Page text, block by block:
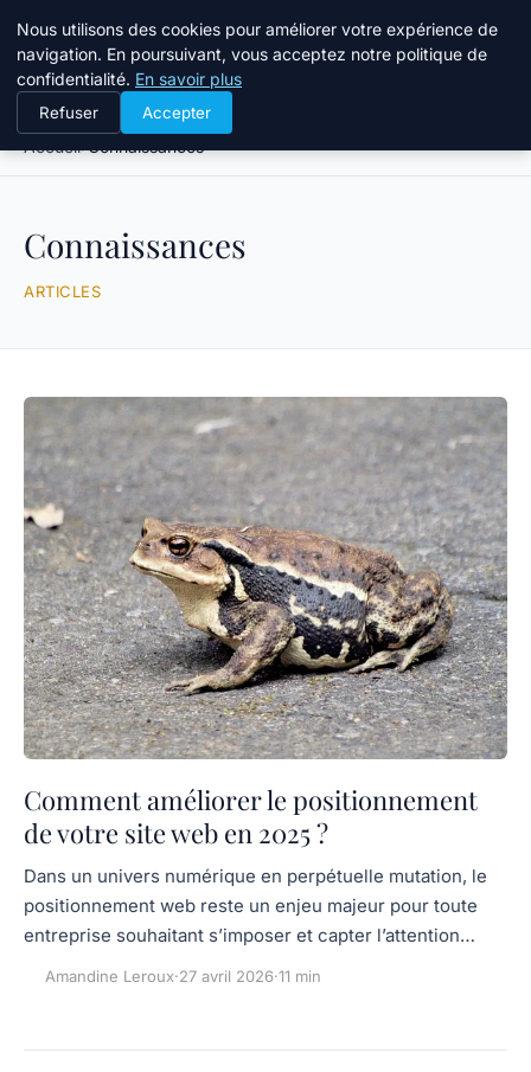
Bible Telemarketing
Accueil Connaissances
Connaissances
ARTICLES
Comment améliorer le positionnement
de votre site web en 2025 ?
Dans un univers numérique en perpétuelle mutation, le
positionnement web reste un enjeu majeur pour toute
entreprise souhaitant s’imposer et capter l’attention…
Amandine Leroux·27 avril 2026·11 min
Nous utilisons des cookies pour améliorer votre expérience de
navigation. En poursuivant, vous acceptez notre politique de
confidentialité. En savoir plus
Refuser Accepter